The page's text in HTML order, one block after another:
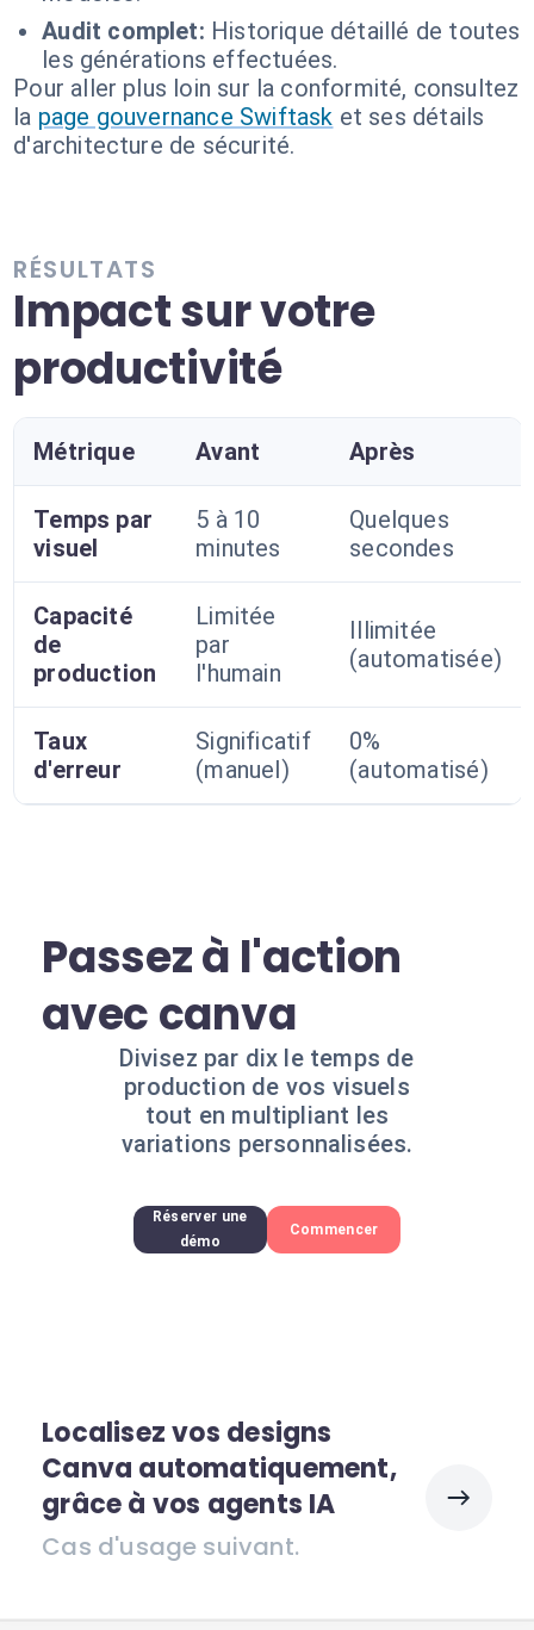
Audit complet: Historique détaillé de toutes
les générations effectuées.
Pour aller plus loin sur la conformité, consultez
la page gouvernance Swiftask et ses détails
d'architecture de sécurité.
RÉSULTATS
Impact sur votre
productivité
Métrique Avant Après
Temps par
visuel
5 à 10
minutes
Quelques
secondes
Capacité
de
production
Limitée
par
l'humain
Illimitée
(automatisée)
Taux
d'erreur
Significatif
(manuel)
0%
(automatisé)
Passez à l'action
avec canva
Divisez par dix le temps de
production de vos visuels
tout en multipliant les
variations personnalisées.
Réserver une
démo
Commencer
Localisez vos designs
Canva automatiquement,
grâce à vos agents IA
Cas d'usage suivant.